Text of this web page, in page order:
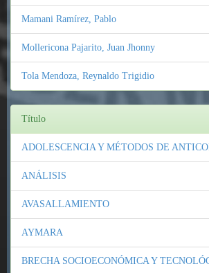
Mamani Ramírez, Pablo
Mollericona Pajarito, Juan Jhonny
Tola Mendoza, Reynaldo Trigidio
Título
ADOLESCENCIA Y MÉTODOS DE
ANÁLISIS
AVASALLAMIENTO
AYMARA
BRECHA SOCIOECONÓMICA Y